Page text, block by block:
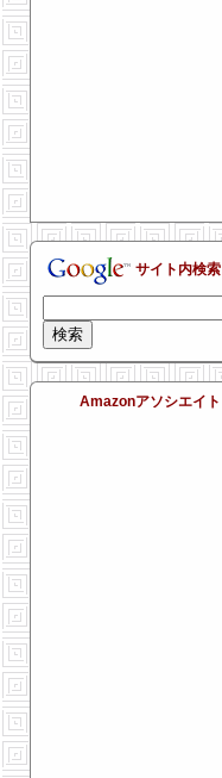
サイト内検索
Amazonアソシエイト